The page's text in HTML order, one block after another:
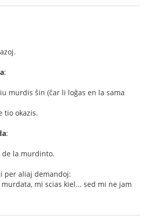
:
murdis ŝin (ĉar li loĝas en la sama
tio okazis.
:
de la murdinto.
per aliaj demandoj:
mi scias kiel... sed mi ne jam